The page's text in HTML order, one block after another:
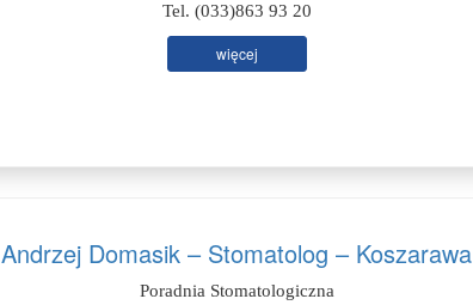
Tel. (033)863 93 20
więcej
Andrzej Domasik – Stomatolog – Koszarawa
Poradnia Stomatologiczna